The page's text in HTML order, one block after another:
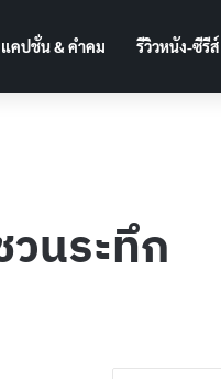
แคปชั่น & คำคม รีวิวหนัง-ซีรีส์
วนระทึก